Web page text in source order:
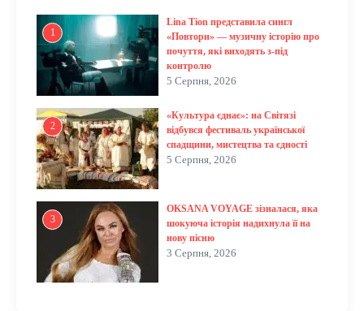
1
Lina Tion представила сингл
«Повтори» — музичну історію про
почуття, які виходять з-під
контролю
5 Серпня, 2026
2
«Культура єднає»: на Світязі
відбувся фестиваль української
спадщини, мистецтва та єдності
5 Серпня, 2026
3
OKSANA VOYAGE зізналася, яка
шокуюча історія надихнула її на
нову пісню
3 Серпня, 2026